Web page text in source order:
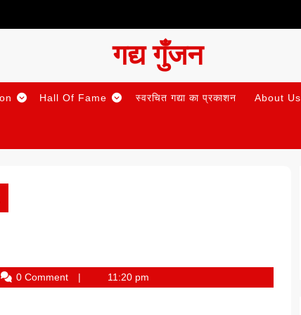
गद्य गुँजन
Hall Of Fame स्वरचित गद्या का प्रकाशन About Us
0 Comment 11:20 pm